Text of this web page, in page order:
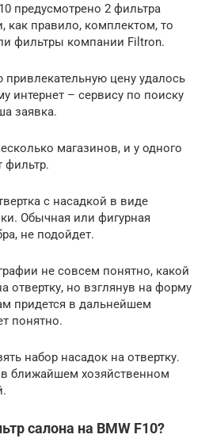
предусмотрено 2 фильтра
как правило, комплектом, то
фильтры компании Filtron.
привлекательную цену удалось
интернет – сервису по поиску
заявка.
магазинов, и у одного
фильтр.
с насадкой в виде
Обычная или фигурная
не подойдет.
не совсем понятно, какой
отвертку, но взглянув на форму
придется в дальнейшем
понятно.
набор насадок на отвертку.
ближайшем хозяйственном
салона на BMW F10?